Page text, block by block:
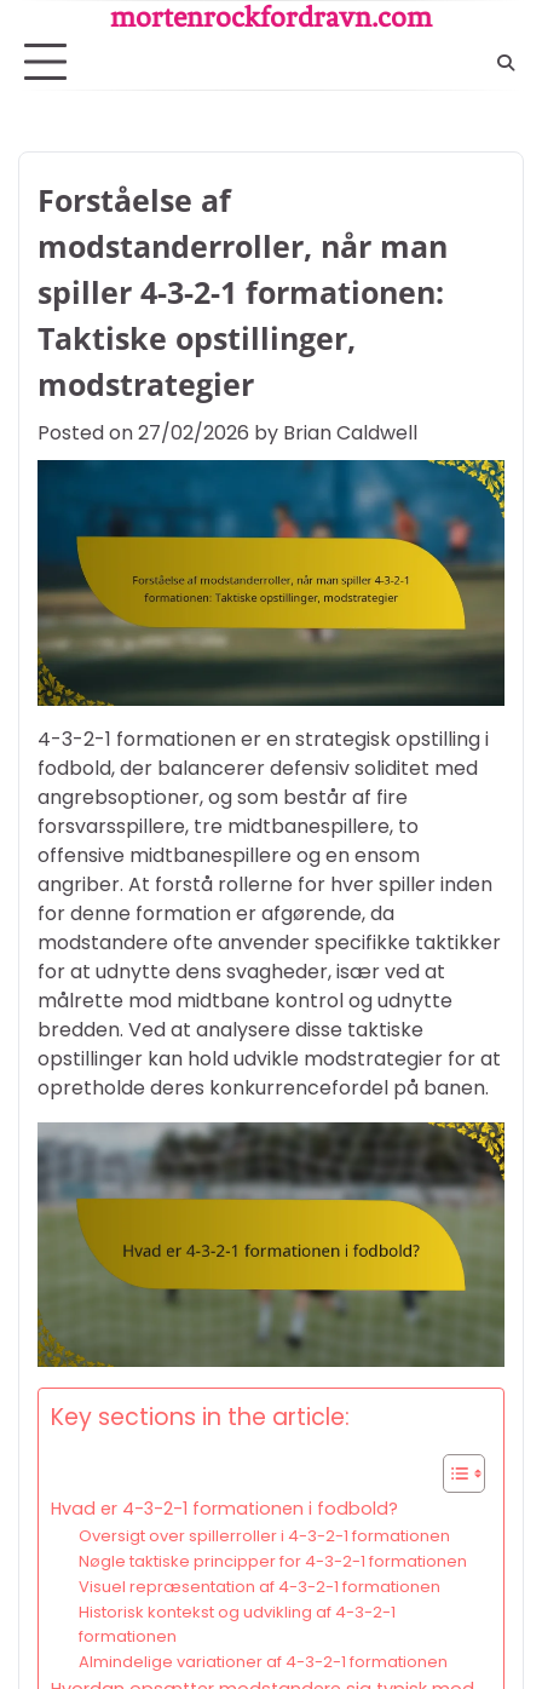
content
mortenrockfordravn.com
Forståelse af
modstanderroller, når man
spiller 4-3-2-1 formationen:
Taktiske opstillinger,
modstrategier
Posted on27/02/2026 by Brian Caldwell
4-3-2-1 formationen er en strategisk opstilling i
fodbold, der balancerer defensiv soliditet med
angrebsoptioner, og som består af fire
forsvarsspillere, tre midtbanespillere, to
offensive midtbanespillere og en ensom
angriber. At forstå rollerne for hver spiller inden
for denne formation er afgørende, da
modstandere ofte anvender specifikke taktikker
for at udnytte dens svagheder, især ved at
målrette mod midtbane kontrol og udnytte
bredden. Ved at analysere disse taktiske
opstillinger kan hold udvikle modstrategier for at
opretholde deres konkurrencefordel på banen.
Key sections in the article:
Hvad er 4-3-2-1 formationen i fodbold?
Oversigt over spillerroller i 4-3-2-1 formationen
Nøgle taktiske principper for 4-3-2-1 formationen
Visuel repræsentation af 4-3-2-1 formationen
Historisk kontekst og udvikling af 4-3-2-1
formationen
Almindelige variationer af 4-3-2-1 formationen